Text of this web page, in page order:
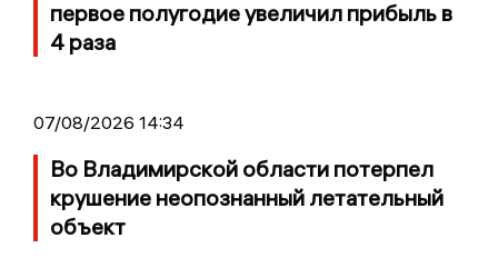
первое полугодие увеличил прибыль в
4 раза
07/08/2026 14:34
Во Владимирской области потерпел
крушение неопознанный летательный
объект